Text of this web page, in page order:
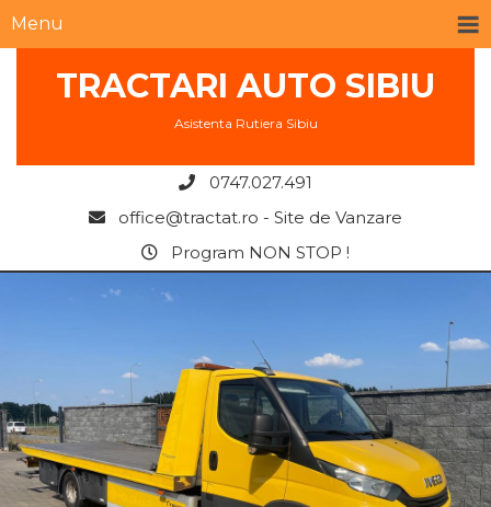
Menu
TRACTARI AUTO SIBIU
Asistenta Rutiera Sibiu
0747.027.491
office@tractat.ro - Site de Vanzare
Program NON STOP !